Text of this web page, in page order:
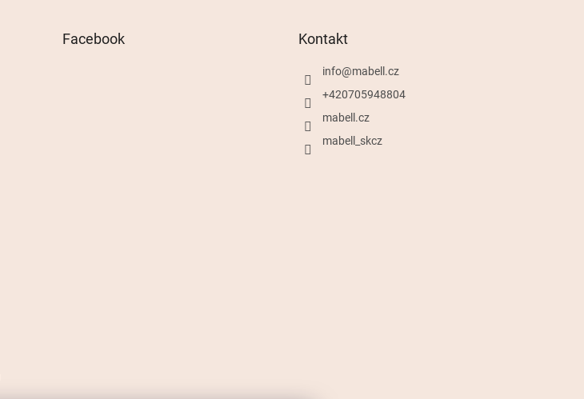
Facebook Kontakt
info@mabell.cz
+420705948804
mabell.cz
mabell_skcz